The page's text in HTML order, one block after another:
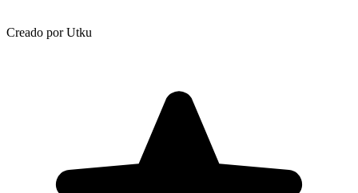
Creado por Utku